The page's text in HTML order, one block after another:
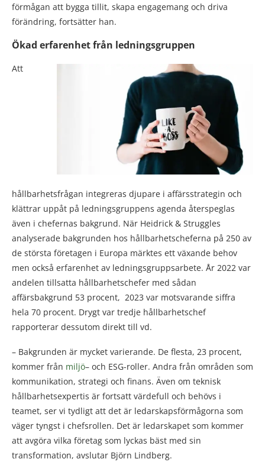
förmågan att bygga tillit, skapa engagemang och driva
förändring, fortsätter han.
Ökad erfarenhet från ledningsgruppen
Att
hållbarhetsfrågan integreras djupare i affärsstrategin och
klättrar uppåt på ledningsgruppens agenda återspeglas
även i chefernas bakgrund. När Heidrick & Struggles
analyserade bakgrunden hos hållbarhetscheferna på 250 av
de största företagen i Europa märktes ett växande behov
men också erfarenhet av ledningsgruppsarbete. År 2022 var
andelen tillsatta hållbarhetschefer med sådan
affärsbakgrund 53 procent, 2023 var motsvarande siffra
hela 70 procent. Drygt var tredje hållbarhetschef
rapporterar dessutom direkt till vd.
– Bakgrunden är mycket varierande. De flesta, 23 procent,
kommer från miljö– och ESG-roller. Andra från områden som
kommunikation, strategi och finans. Även om teknisk
hållbarhetsexpertis är fortsatt värdefull och behövs i
teamet, ser vi tydligt att det är ledarskapsförmågorna som
väger tyngst i chefsrollen. Det är ledarskapet som kommer
att avgöra vilka företag som lyckas bäst med sin
transformation, avslutar Björn Lindberg.